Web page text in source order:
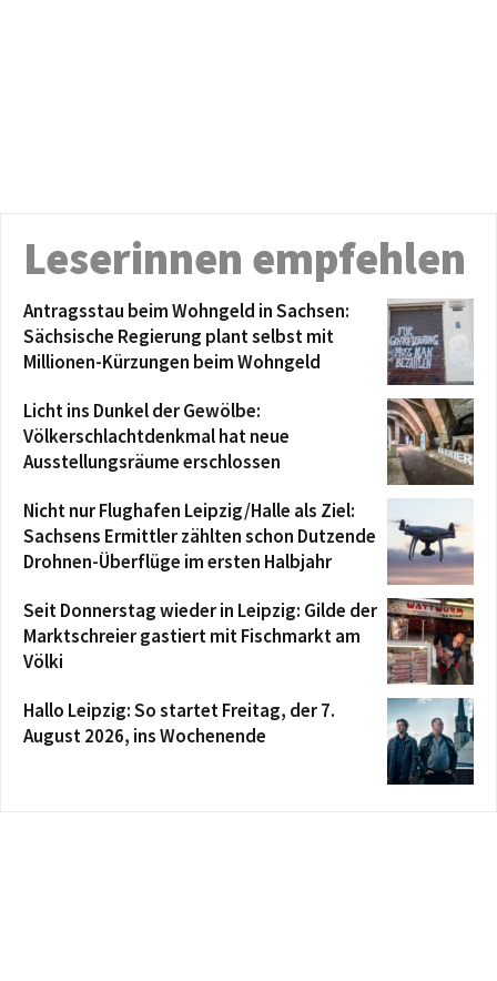
Leserinnen empfehlen
Antragsstau beim Wohngeld in Sachsen:
Sächsische Regierung plant selbst mit
Millionen-Kürzungen beim Wohngeld
Licht ins Dunkel der Gewölbe:
Völkerschlachtdenkmal hat neue
Ausstellungsräume erschlossen
Nicht nur Flughafen Leipzig/Halle als Ziel:
Sachsens Ermittler zählten schon Dutzende
Drohnen-Überflüge im ersten Halbjahr
Seit Donnerstag wieder in Leipzig: Gilde der
Marktschreier gastiert mit Fischmarkt am
Völki
Hallo Leipzig: So startet Freitag, der 7.
August 2026, ins Wochenende